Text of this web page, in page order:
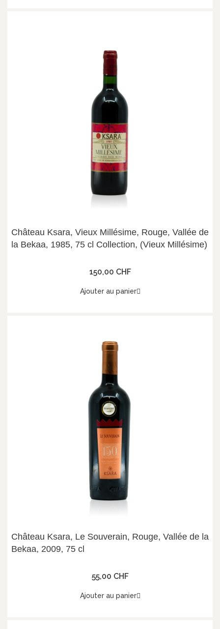
Château Ksara, Vieux Millésime, Rouge, Vallée de
la Bekaa, 1985, 75 cl Collection, (Vieux Millésime)
150,00 CHF
Ajouter au panier
Château Ksara, Le Souverain, Rouge, Vallée de la
Bekaa, 2009, 75 cl
55,00 CHF
Ajouter au panier